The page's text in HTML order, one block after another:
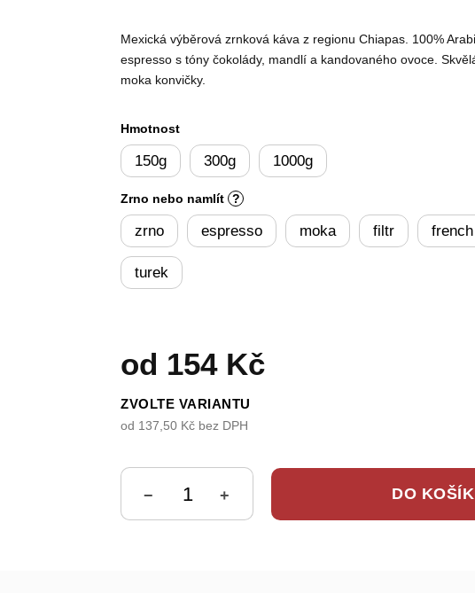
5,0
z
5
od 154 Kč
ZVOLTE VARIANTU
od 137,50 Kč bez DPH
Hmotnost
150g 300g 1000g
Zrno nebo namlít ?
zrno espresso moka filtr
turek
+
− DO
Mexická výběrová zrnková káva z regionu Chiapas. 100%
espresso s tóny čokolády, mandlí a kandovaného ovoce.
moka konvičky.